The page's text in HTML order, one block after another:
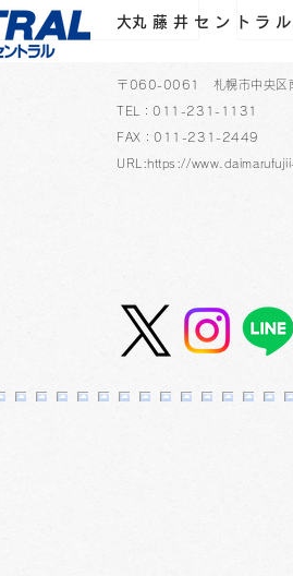
ストコンテスト」
た
大丸藤井セントラ
〒060-0061 札幌市中央区
TEL：011-231-1131
FAX：011-231-2449
URL:https://